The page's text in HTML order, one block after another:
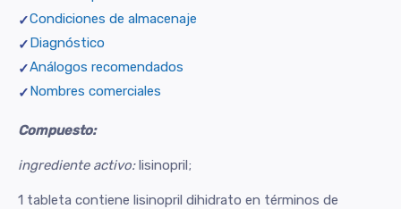
Condiciones de almacenaje
Diagnóstico
Análogos recomendados
Nombres comerciales
Compuesto:
ingrediente activo:lisinopril;
1 tableta contiene lisinopril dihidrato en términos de